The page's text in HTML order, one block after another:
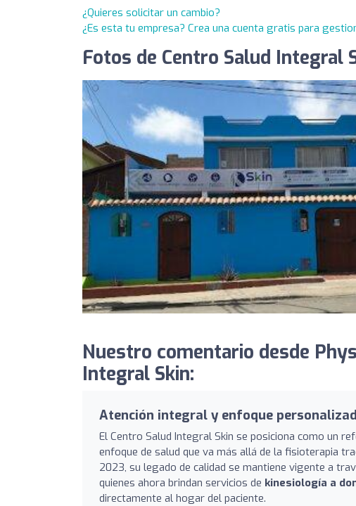
¿Quieres solicitar un cambio?
¿Es esta tu empresa? Crea una cuenta gratis para
Fotos de Centro Salud Integral
Nuestro comentario desde
Integral Skin:
Atención integral y enfoque
El Centro Salud Integral Skin se posiciona como un
enfoque de salud que va más allá de la fisioterapia
2023, su legado de calidad se mantiene vigente a
quienes ahora brindan servicios de kinesiología a
directamente al hogar del paciente.